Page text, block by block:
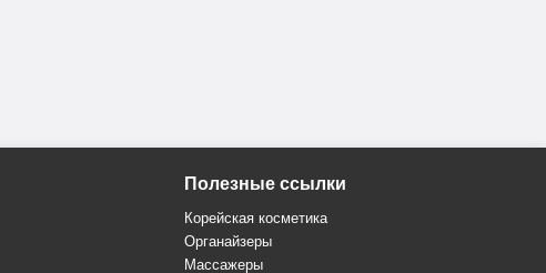
Полезные ссылки
Корейская косметика
Органайзеры
Массажеры